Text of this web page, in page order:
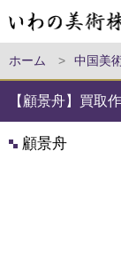
ホーム > 中国美
【顧景舟】買取
顧景舟